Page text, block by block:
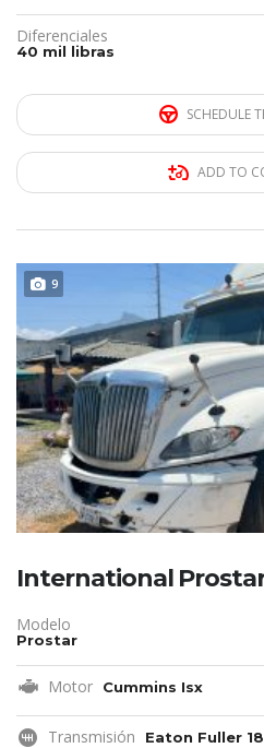
Diferenciales
40 mil libras
SCHEDULE
ADD TO
9
International Prostar
Modelo
Prostar
Motor Cummins Isx
Transmisión Eaton Fuller